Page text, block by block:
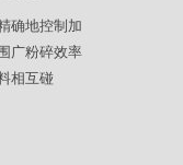
确地控制加
广粉碎效率
相互碰